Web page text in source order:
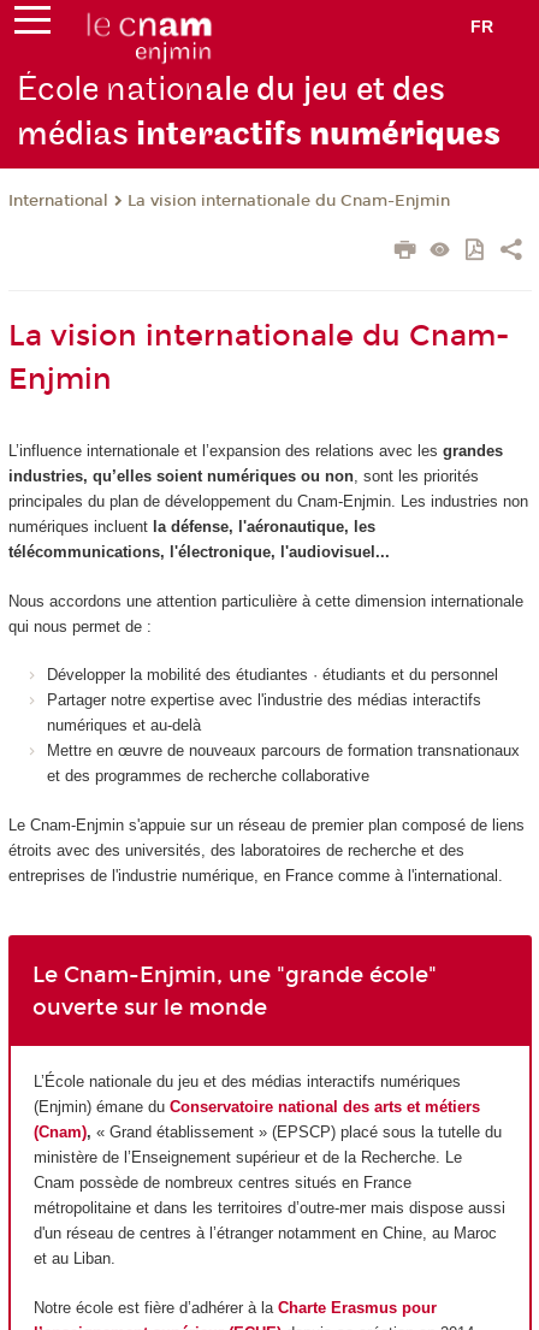
FR
École nationale du jeu et des
médias interactifs numériques
International La vision internationale du Cnam-Enjmin
La vision internationale du Cnam-
Enjmin
L’influence internationale et l’expansion des relations avec les grandes
industries, qu’elles soient numériques ou non, sont les priorités
principales du plan de développement du Cnam-Enjmin. Les industries non
numériques incluent la défense, l'aéronautique, les
télécommunications, l'électronique, l'audiovisuel...
Nous accordons une attention particulière à cette dimension internationale
qui nous permet de :
Développer la mobilité des étudiantes · étudiants et du personnel
Partager notre expertise avec l'industrie des médias interactifs
numériques et au-delà
Mettre en œuvre de nouveaux parcours de formation transnationaux
et des programmes de recherche collaborative
Le Cnam-Enjmin s'appuie sur un réseau de premier plan composé de liens
étroits avec des universités, des laboratoires de recherche et des
entreprises de l'industrie numérique, en France comme à l'international.
Le Cnam-Enjmin, une "grande école"
ouverte sur le monde
L’École nationale du jeu et des médias interactifs numériques
(Enjmin) émane du Conservatoire national des arts et métiers
(Cnam), « Grand établissement » (EPSCP) placé sous la tutelle du
ministère de l’Enseignement supérieur et de la Recherche. Le
Cnam possède de nombreux centres situés en France
métropolitaine et dans les territoires d’outre-mer mais dispose aussi
d'un réseau de centres à l’étranger notamment en Chine, au Maroc
et au Liban.
Notre école est fière d’adhérer à la Charte Erasmus pour